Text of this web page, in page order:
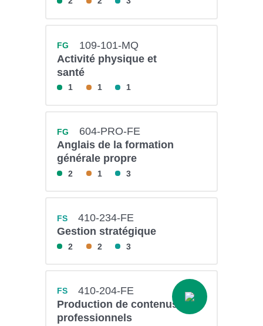
FG
109-101-MQ
Activité physique et
santé
1 1 1
FG
604-PRO-FE
Anglais de la formation
générale propre
2 1 3
FS
410-234-FE
Gestion stratégique
2 2 3
FS
410-204-FE
Production de contenus
professionnels